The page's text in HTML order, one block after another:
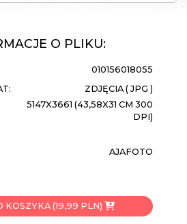
O PLIKU:
010156018055
ZDJĘCIA ( JPG )
5147X3661 (43,58X31 CM 300
DPI)
AJAFOTO
KOSZYKA (19,99 PLN)